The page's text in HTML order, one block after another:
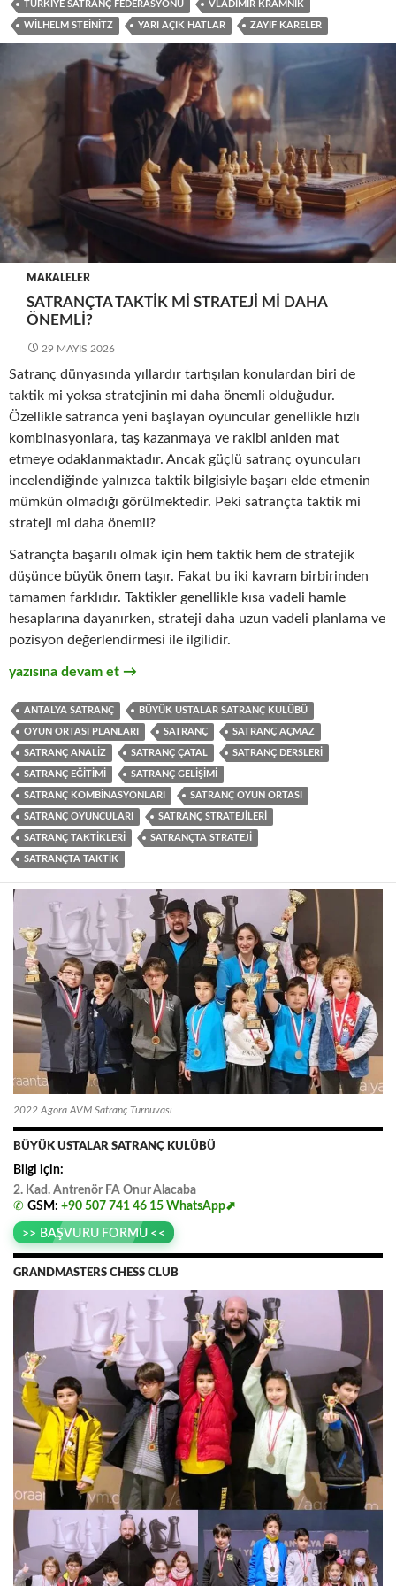
TÜRKIYE SATRANÇ FEDERASYONU VLADIMIR KRAMNIK
WILHELM STEINITZ YARI AÇIK HATLAR ZAYIF KARELER
MAKALELER
SATRANÇTA TAKTIK MI STRATEJI MI DAHA
ÖNEMLI?
29 MAYIS 2026
Satranç dünyasında yıllardır tartışılan konulardan biri de
taktik mi yoksa stratejinin mi daha önemli olduğudur.
Özellikle satranca yeni başlayan oyuncular genellikle hızlı
kombinasyonlara, taş kazanmaya ve rakibi aniden mat
etmeye odaklanmaktadır. Ancak güçlü satranç oyuncuları
incelendiğinde yalnızca taktik bilgisiyle başarı elde etmenin
mümkün olmadığı görülmektedir. Peki satrançta taktik mi
strateji mi daha önemli?
Satrançta başarılı olmak için hem taktik hem de stratejik
düşünce büyük önem taşır. Fakat bu iki kavram birbirinden
tamamen farklıdır. Taktikler genellikle kısa vadeli hamle
hesaplarına dayanırken, strateji daha uzun vadeli planlama ve
pozisyon değerlendirmesi ile ilgilidir.
Satrançta Taktik mi Strateji mi Daha Önemli?
yazısına devam et →
ANTALYA SATRANÇ BÜYÜK USTALAR SATRANÇ KULÜBÜ
OYUN ORTASI PLANLARI SATRANÇ SATRANÇ AÇMAZ
SATRANÇ ANALIZ SATRANÇ ÇATAL SATRANÇ DERSLERI
SATRANÇ EĞITIMI SATRANÇ GELIŞIMI
SATRANÇ KOMBINASYONLARI SATRANÇ OYUN ORTASI
SATRANÇ OYUNCULARI SATRANÇ STRATEJILERI
SATRANÇ TAKTIKLERI SATRANÇTA STRATEJI
SATRANÇTA TAKTIK
2022 Agora AVM Satranç Turnuvası
BÜYÜK USTALAR SATRANÇ KULÜBÜ
Bilgi için:
2. Kad. Antrenör FA Onur.Alacaba
✆ GSM: +90 507 741 46 15 WhatsApp⬈
>> BAŞVURU FORMU <<
GRANDMASTERS CHESS CLUB